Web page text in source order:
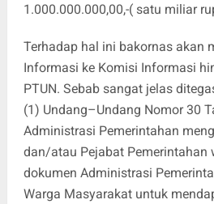
1.000.000.000,00,-( satu miliar
Terhadap hal ini bakornas akan
Informasi ke Komisi Informasi
PTUN. Sebab sangat jelas
(1) Undang–Undang Nomor 30
Administrasi Pemerintahan
dan/atau Pejabat Pemerintahan
dokumen Administrasi
Warga Masyarakat untuk